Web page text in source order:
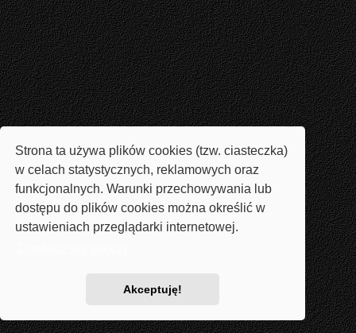
Strona ta używa plików cookies (tzw. ciasteczka)
w celach statystycznych, reklamowych oraz
funkcjonalnych. Warunki przechowywania lub
dostępu do plików cookies można określić w
ustawieniach przeglądarki internetowej.
Akceptuję!